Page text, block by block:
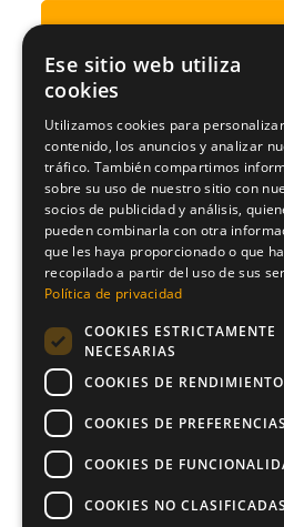
Enviar
612
Ese sitio web utiliza
cookies
Utilizamos cookies para
contenido, los anuncios y analizar
tráfico. También compartimos
sobre su uso de nuestro sitio con
socios de publicidad y análisis,
pueden combinarla con otra
que les haya proporcionado o que
recopilado a partir del uso de sus
Política de privacidad
COOKIES ESTRICTAMENTE
NECESARIAS
COOKIES DE RENDIMIENTO
COOKIES DE PREFERENCIAS
COOKIES DE
COOKIES NO CLASIFICADAS